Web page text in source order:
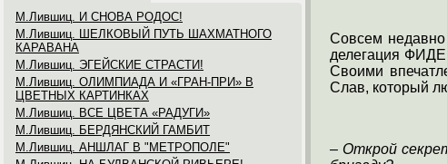
М.Лившиц. И СНОВА РОДОС!
М.Лившиц. ШЕЛКОВЫЙ ПУТЬ ШАХМАТНОГО
КАРАВАНА
М.Лившиц. ЭГЕЙСКИЕ СТРАСТИ!
М.Лившиц. ОЛИМПИАДА И «ГРАН-ПРИ» В
ЦВЕТНЫХ КАРТИНКАХ
М.Лившиц. ВСЕ ЦВЕТА «РАДУГИ»
М.Лившиц. БЕРДЯНСКИЙ ГАМБИТ
М.Лившиц. АНШЛАГ В "МЕТРОПОЛЕ"
Совсем недавно
делегация
Своими
Слав, который
– Открой